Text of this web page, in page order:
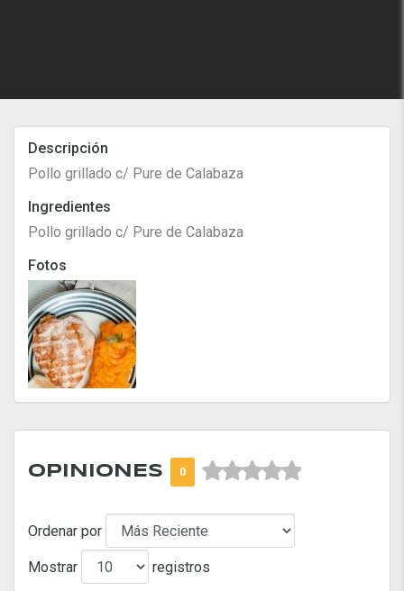
Descripción
Pollo grillado c/ Pure de Calabaza
Ingredientes
Pollo grillado c/ Pure de Calabaza
Fotos
OPINIONES 0 


Ordenar por
Mostrar registros